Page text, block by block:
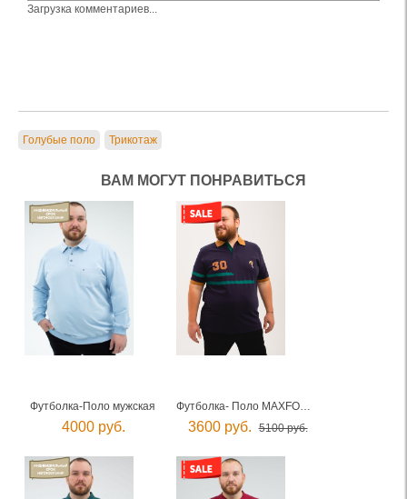
Загрузка комментариев...
Голубые поло Трикотаж
ВАМ МОГУТ ПОНРАВИТЬСЯ
Футболка-Поло мужская
4000 руб.
Футболка- Поло MAXFORT мужская
3600 руб. 5100 руб.